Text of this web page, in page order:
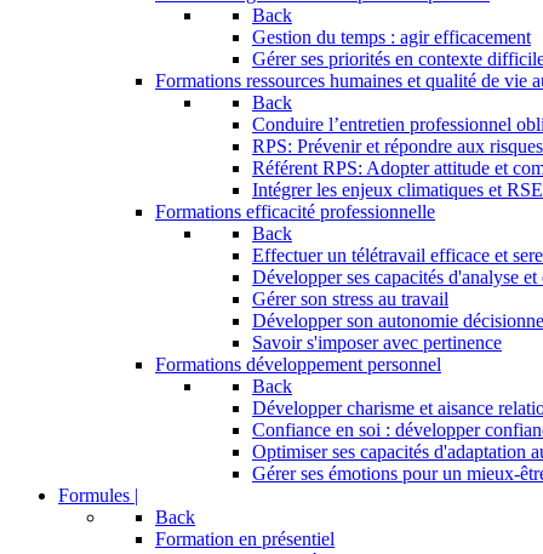
Back
Gestion du temps : agir efficacement
Gérer ses priorités en contexte
Formations ressources humaines et qualité de vie
Back
Conduire l’entretien professionnel
RPS: Prévenir et répondre aux
Référent RPS: Adopter attitude et
Intégrer les enjeux climatiques et
Formations efficacité professionnelle
Back
Effectuer un télétravail efficace et
Développer ses capacités d'analyse
Gérer son stress au travail
Développer son autonomie
Savoir s'imposer avec pertinence
Formations développement personnel
Back
Développer charisme et aisance
Confiance en soi : développer
Optimiser ses capacités d'adaptation
Gérer ses émotions pour un mieux-
Formules |
Back
Formation en présentiel